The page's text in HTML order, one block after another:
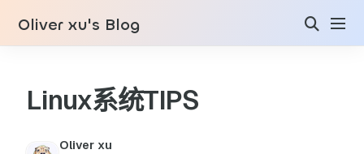
Oliver xu's Blog
Linux系统TIPS
Oliver xu